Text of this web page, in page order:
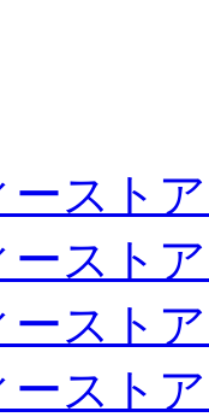
ースト
ースト
ースト
ースト